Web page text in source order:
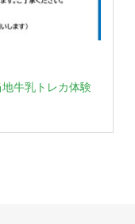
地牛乳トレカ体験